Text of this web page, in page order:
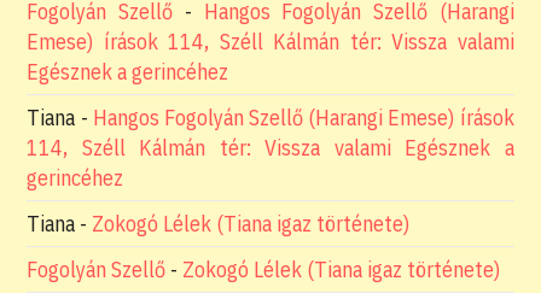
Fogolyán Szellő - Hangos Fogolyán Szellő (Harangi
Emese) írások 114, Széll Kálmán tér: Vissza valami
Egésznek a gerincéhez
Tiana - Hangos Fogolyán Szellő (Harangi Emese) írások
114, Széll Kálmán tér: Vissza valami Egésznek a
gerincéhez
Tiana - Zokogó Lélek (Tiana igaz története)
Fogolyán Szellő - Zokogó Lélek (Tiana igaz története)